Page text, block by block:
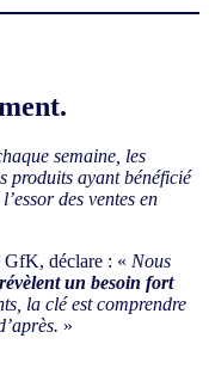
semaine, les
produits ayant bénéficié
des ventes en
GfK, déclare : « Nous
un besoin fort
la clé est comprendre
»